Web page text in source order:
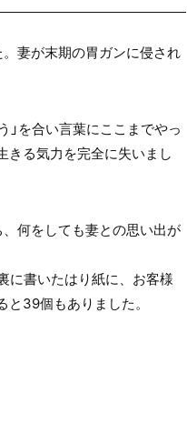
妻が末期の胃ガンに侵され
を合い言葉にここまでやっ
る気力を完全に失いまし
何をしても妻との思い出が
に書いたはり紙に、お客様
39個もありました。